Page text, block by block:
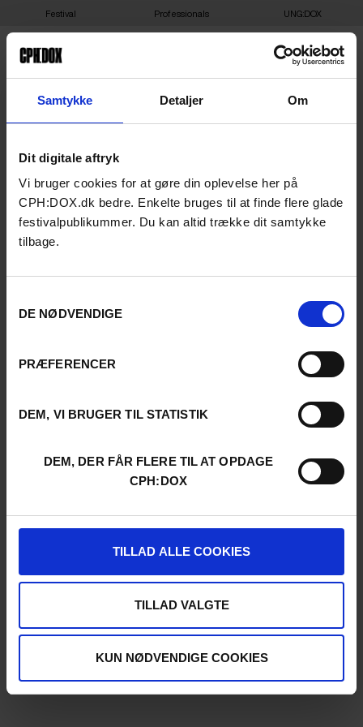
Samtykke Detaljer Om
Dit digitale aftryk
Vi bruger cookies for at gøre din oplevelse her på
CPH:DOX.dk bedre. Enkelte bruges til at finde flere glade
festivalpublikummer. Du kan altid trække dit samtykke
tilbage.
DE NØDVENDIGE
PRÆFERENCER
DEM, VI BRUGER TIL STATISTIK
DEM, DER FÅR FLERE TIL AT OPDAGE
CPH:DOX
TILLAD ALLE COOKIES
TILLAD VALGTE
KUN NØDVENDIGE COOKIES
Festival Professionals UNG:DOX
RESTRICTED